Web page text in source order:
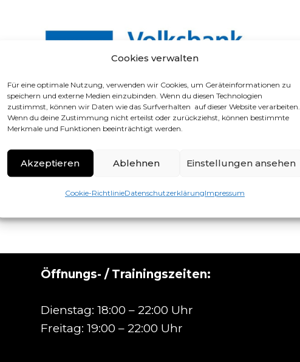
Cookies verwalten
Für eine optimale Nutzung, verwenden wir Cookies, um Geräteinformationen zu
speichern und externe Medien einzubinden. Wenn du diesen Technologien
zustimmst, können wir Daten wie das Surfverhalten auf dieser Website verarbeiten.
Wenn du deine Zustimmung nicht erteilst oder zurückziehst, können bestimmte
Merkmale und Funktionen beeinträchtigt werden.
Akzeptieren Ablehnen Einstellungen ansehen
Cookie-RichtlinieDatenschutzerklärungImpressum
Öffnungs- / Trainingszeiten:
Dienstag: 18:00 – 22:00 Uhr
Freitag: 19:00 – 22:00 Uhr